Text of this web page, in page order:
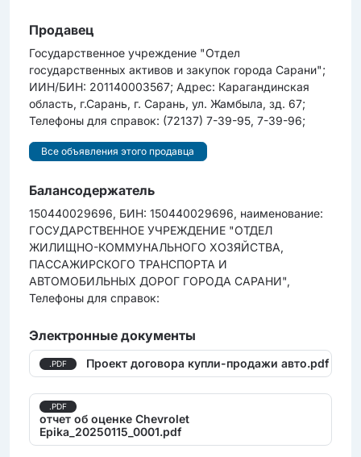
Продавец
Государственное учреждение "Отдел
государственных активов и закупок города Сарани";
ИИН/БИН: 201140003567; Адрес: Карагандинская
область, г.Сарань, г. Сарань, ул. Жамбыла, зд. 67;
Телефоны для справок: (72137) 7-39-95, 7-39-96;
Все объявления этого продавца
Балансодержатель
150440029696, БИН: 150440029696, наименование:
ГОСУДАРСТВЕННОЕ УЧРЕЖДЕНИЕ "ОТДЕЛ
ЖИЛИЩНО-КОММУНАЛЬНОГО ХОЗЯЙСТВА,
ПАССАЖИРСКОГО ТРАНСПОРТА И
АВТОМОБИЛЬНЫХ ДОРОГ ГОРОДА САРАНИ",
Телефоны для справок:
Электронные документы
.PDF Проект договора купли-продажи авто.pdf
.PDF
отчет об оценке Chevrolet
Epika_20250115_0001.pdf